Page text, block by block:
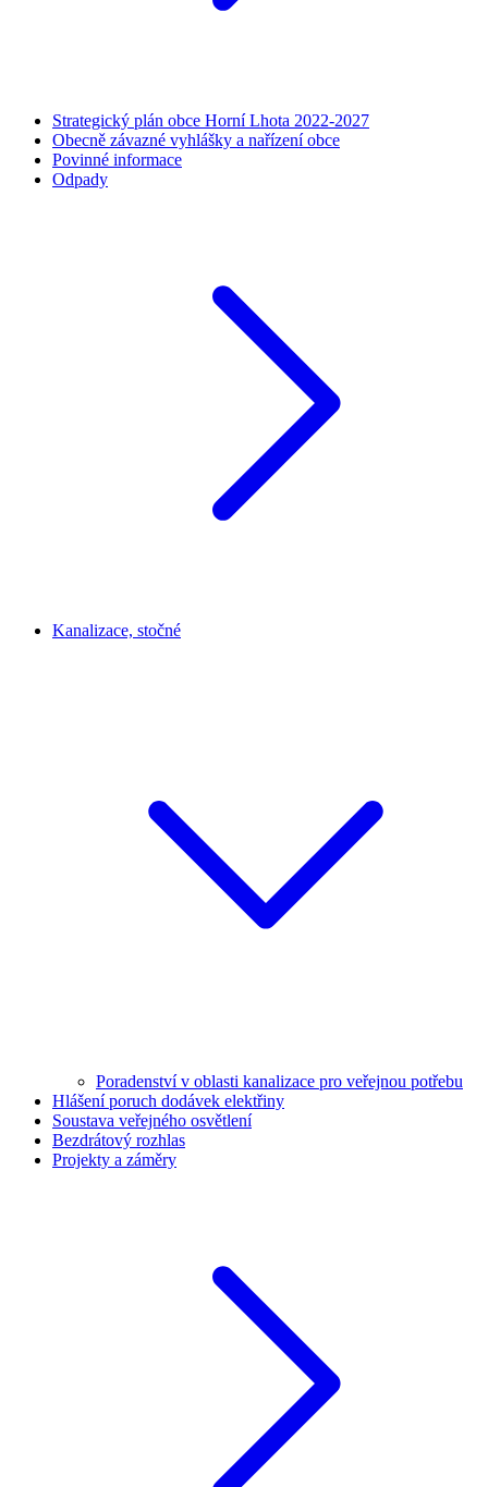
Strategický plán obce Horní Lhota 2022-2027
Obecně závazné vyhlášky a nařízení obce
Povinné informace
Odpady
Kanalizace, stočné
Poradenství v oblasti kanalizace pro veřejnou potřebu
Hlášení poruch dodávek elektřiny
Soustava veřejného osvětlení
Bezdrátový rozhlas
Projekty a záměry